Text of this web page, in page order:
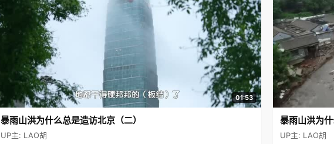
01:53
暴雨山洪为什么总是造访北京（二）
UP主: LAO胡
暴雨山洪为
UP主: LAO胡